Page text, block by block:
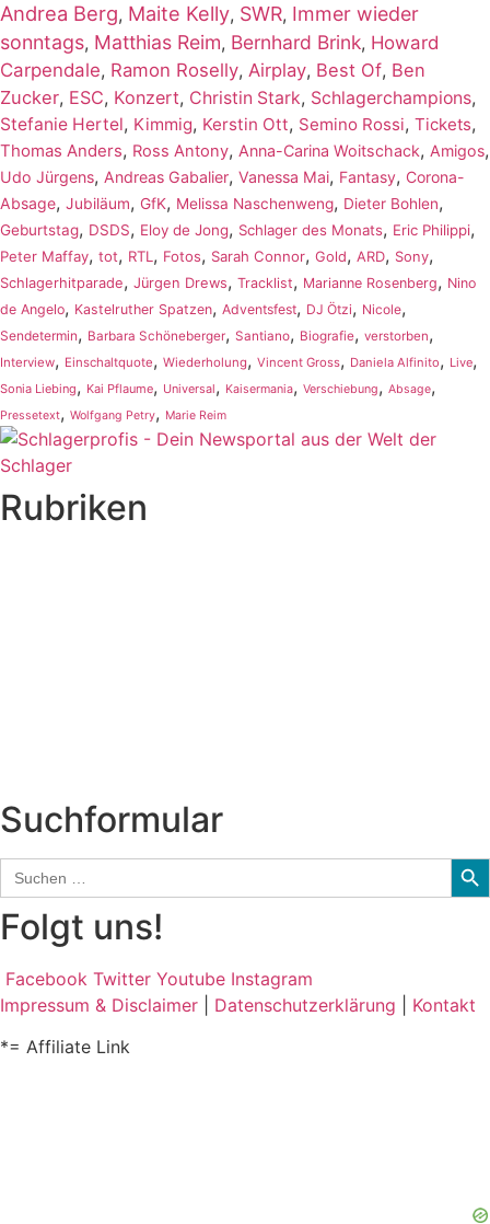
Andrea Berg, Maite Kelly, SWR, Immer wieder
sonntags, Matthias Reim, Bernhard Brink, Howard
Carpendale, Ramon Roselly, Airplay, Best Of, Ben
Zucker, ESC, Konzert, Christin Stark, Schlagerchampions,
Stefanie Hertel, Kimmig, Kerstin Ott, Semino Rossi, Tickets,
Thomas Anders, Ross Antony, Anna-Carina Woitschack, Amigos,
Udo Jürgens, Andreas Gabalier, Vanessa Mai, Fantasy, Corona-
Absage, Jubiläum, GfK, Melissa Naschenweng, Dieter Bohlen,
Geburtstag, DSDS, Eloy de Jong, Schlager des Monats, Eric Philippi,
Peter Maffay, tot, RTL, Fotos, Sarah Connor, Gold, ARD, Sony,
Schlagerhitparade, Jürgen Drews, Tracklist, Marianne Rosenberg, Nino
de Angelo, Kastelruther Spatzen, Adventsfest, DJ Ötzi, Nicole,
Sendetermin, Barbara Schöneberger, Santiano, Biografie, verstorben,
Interview, Einschaltquote, Wiederholung, Vincent Gross, Daniela Alfinito, Live,
Sonia Liebing, Kai Pflaume, Universal, Kaisermania, Verschiebung, Absage,
Pressetext, Wolfgang Petry, Marie Reim
Rubriken
Suchformular
Search
for:
Folgt uns!
Facebook Twitter Youtube Instagram
Impressum & Disclaimer
Datenschutzerklärung
Kontakt
*= Affiliate Link